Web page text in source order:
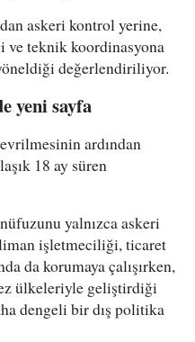
askeri kontrol yerine,
teknik koordinasyona
değerlendiriliyor.
yeni sayfa
ardından
18 ay süren
yalnızca askeri
işletmeciliği, ticaret
da korumaya çalışırken,
ülkeleriyle geliştirdiği
dengeli bir dış politika